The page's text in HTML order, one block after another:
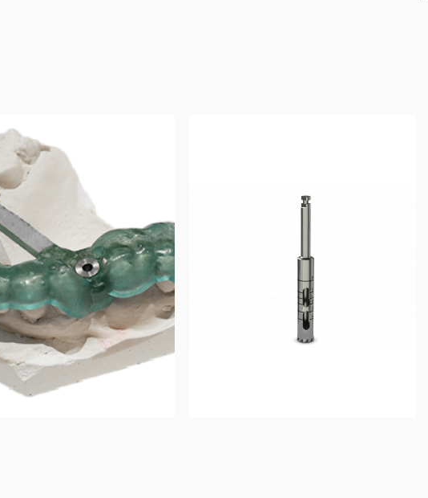
250,00€
Ajouter au
panier
Ajouter au
panier